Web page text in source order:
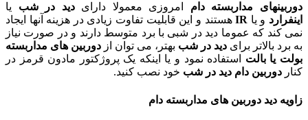
دوربینهای مداربسته دام امروزی معمولا دارایدید در شب یا
اینفرارد و یا IRهستند و این قابلیت تفاوت زیادی در هزینه آنها ایجاد
نمی کند که عموما دید در شبی با برد متوسط دارند و در صورت نیاز
به برد بالاتر برای دید در شب بهتر، می توان از دوربین های مداربسته
بولت یا بالت استفاده نمود و یا اینکه یک پروژکتور مادون قرمز در
کنار دوربین دام دید در شب خود نصب کنید.
زاویه دید دوربین های مداربسته دام